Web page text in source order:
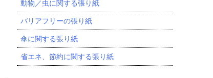
動物／虫に関する張り紙
バリアフリーの張り紙
傘に関する張り紙
省エネ、節約に関する張り紙